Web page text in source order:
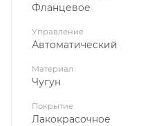
Фланцевое
Управление
Автоматический
Материал
Чугун
Покрытие
Лакокрасочное